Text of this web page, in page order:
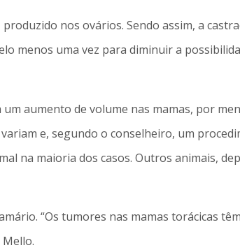
nos ovários. Sendo assim, a
menos uma vez para diminuir a
aumento de volume nas mamas, por
e, segundo o conselheiro, um
na maioria dos casos. Outros animais,
“Os tumores nas mamas torácicas